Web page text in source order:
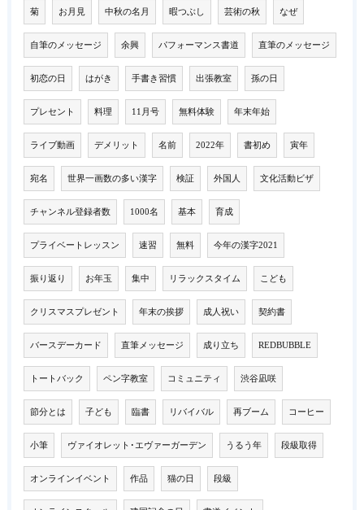
菊 お月見 中秋の名月 暇つぶし 芸術の秋 なぜ
自筆のメッセージ 余興 パフォーマンス書道 直筆のメッセージ
初恋の日 はがき 手書き習慣 出張教室 孫の日
プレセント 料理 11月号 無料体験 年末年始
ライブ動画 デメリット 名前 2022年 書初め 寅年
宛名 世界一画数の多い漢字 検証 外国人 文化活動ビザ
チャンネル登録者数 1000名 基本 育成
プライベートレッスン 速習 無料 今年の漢字2021
振り返り お年玉 集中 リラックスタイム こども
クリスマスプレゼント 年末の挨拶 成人祝い 契約書
バースデーカード 直筆メッセージ 成り立ち REDBUBBLE
トートバック ペン字教室 コミュニティ 渋谷凪咲
節分とは 子ども 臨書 リバイバル 再ブーム コーヒー
小筆 ヴァイオレット･エヴァーガーデン うるう年 段級取得
オンラインイベント 作品 猫の日 段級